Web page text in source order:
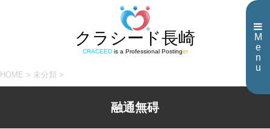
M
e
n
u
クラシード長崎
CRACEEDis a Professional Postinger
HOME > 未分類 >
融通無碍